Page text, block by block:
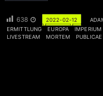
638 2022-02-12
ERMITTLUNG
EUROPA IMPERIUM
LIVESTREAM
MORTEM PUBLICAE